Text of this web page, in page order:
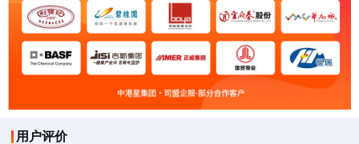
用户评价